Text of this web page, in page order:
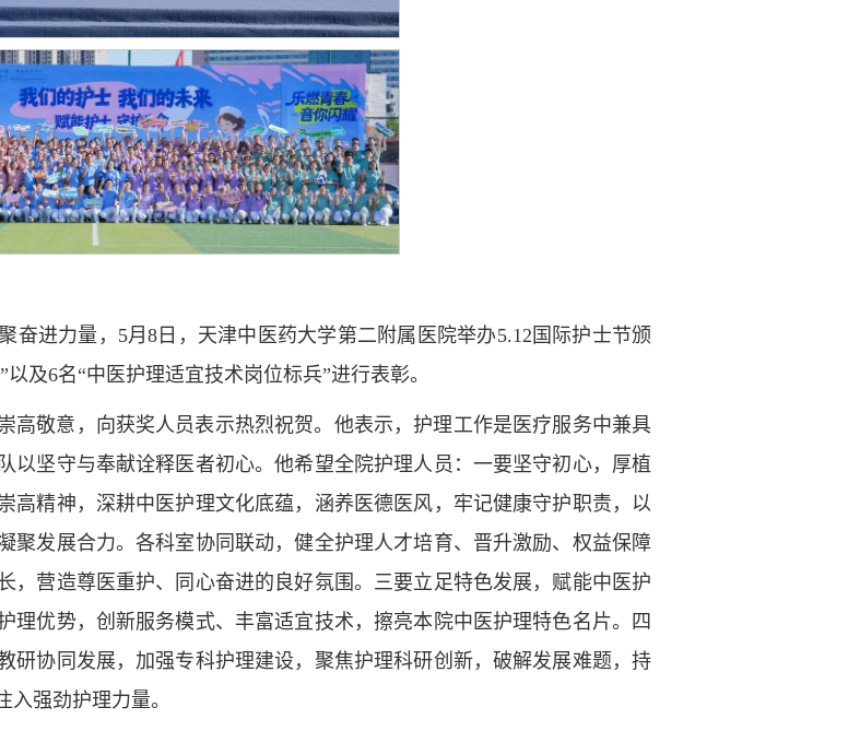
奋进力量，5月8日，天津中医药大学第二附属医院举办5.12国际护士节颁
及6名“中医护理适宜技术岗位标兵”进行表彰。
高敬意，向获奖人员表示热烈祝贺。他表示，护理工作是医疗服务中兼具
以坚守与奉献诠释医者初心。他希望全院护理人员：一要坚守初心，厚植
高精神，深耕中医护理文化底蕴，涵养医德医风，牢记健康守护职责，以
聚发展合力。各科室协同联动，健全护理人才培育、晋升激励、权益保障
，营造尊医重护、同心奋进的良好氛围。三要立足特色发展，赋能中医护
理优势，创新服务模式、丰富适宜技术，擦亮本院中医护理特色名片。四
研协同发展，加强专科护理建设，聚焦护理科研创新，破解发展难题，持
强劲护理力量。